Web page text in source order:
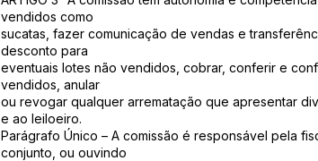
vendidos como
sucatas, fazer comunicação de vendas e
desconto para
eventuais lotes não vendidos, cobrar, conferir e
vendidos, anular
ou revogar qualquer arrematação que apresentar
e ao leiloeiro.
Parágrafo Único – A comissão é responsável pela
conjunto, ou ouvindo